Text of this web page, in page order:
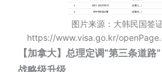
图片来源：大韩民国签
https://www.visa.go.kr/
【加拿大】总理定调“第三条道
战略级升级